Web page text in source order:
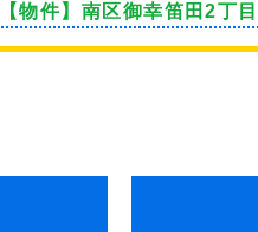
【物件】南区御幸笛田2丁目